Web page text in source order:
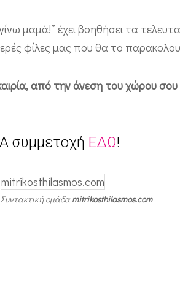
μαμά!” έχει βοηθήσει τα
φίλες μας που θα το
από την άνεση του χώρου σου
συμμετοχή ΕΔΩ!
mitrikosthilasmos.com
Συντακτική ομάδαmitrikosthilasmos.com